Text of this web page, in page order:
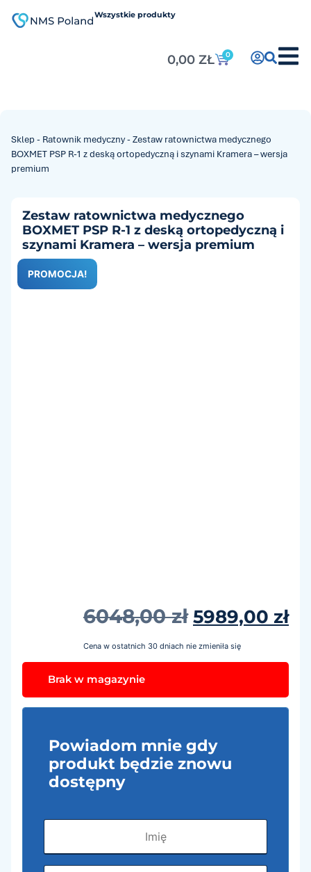
treści
Wszystkie produkty
0,00 ZŁ 0
Sklep- Ratownik medyczny- Zestaw ratownictwa medycznego
BOXMET PSP R-1 z deską ortopedyczną i szynami Kramera – wersja
premium
Zestaw ratownictwa medycznego
BOXMET PSP R-1 z deską ortopedyczną i
szynami Kramera – wersja premium
PROMOCJA!
6048,00zł 5989,00 zł
Cena w ostatnich 30 dniach nie zmieniła się
Brak w magazynie
Powiadom mnie gdy
produkt będzie znowu
dostępny